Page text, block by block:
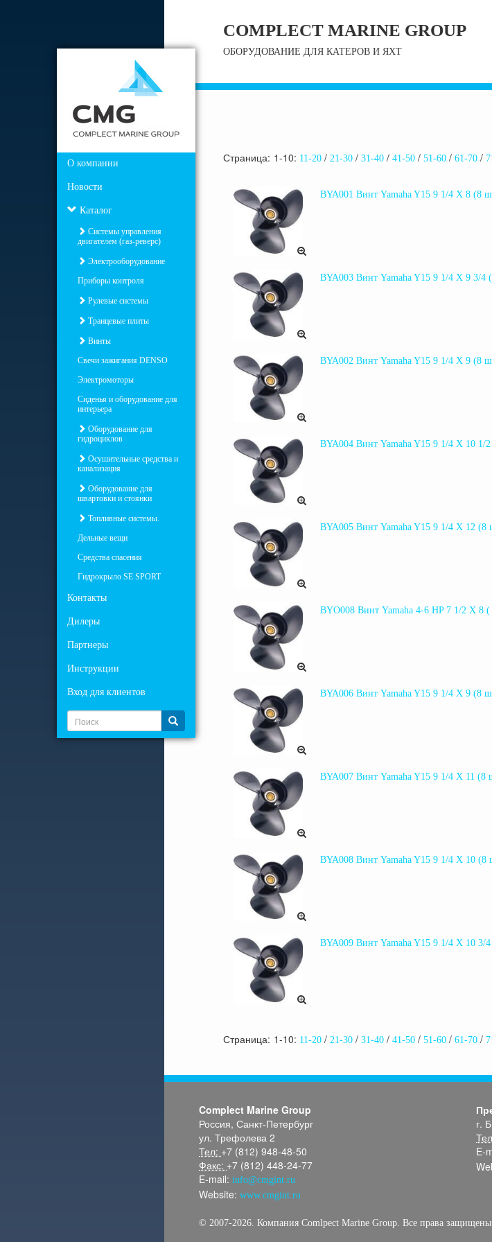
О компании
Новости
Каталог
Системы управления
двигателем (газ-реверс)
Электрооборудование
Приборы контроля
Рулевые системы
Транцевые плиты
Винты
Свечи зажигания DENSO
Электромоторы
Сиденья и оборудование для
интерьера
Оборудование для
гидроциклов
Осушительные средства и
канализация
Оборудование для
швартовки и стоянки
Топливные системы.
Дельные вещи
Средства спасения
Гидрокрыло SE SPORT
Контакты
Дилеры
Партнеры
Инструкции
Вход для клиентов
COMPLECT MARINE GROUP
ОБОРУДОВАНИЕ ДЛЯ КАТЕРОВ И ЯХТ
Страница: 1-10 11-20 21-30 31-40 41-50 51-60 61-70
BYA001 Винт Yamaha Y15 9 1/4 X 8 (8
BYA003 Винт Yamaha Y15 9 1/4 X 9 3/4
BYA002 Винт Yamaha Y15 9 1/4 X 9 (8
BYA004 Винт Yamaha Y15 9 1/4 X 10 1/
BYA005 Винт Yamaha Y15 9 1/4 X 12 (8
BYO008 Винт Yamaha 4-6 HP 7 1/2 X 8 (
BYA006 Винт Yamaha Y15 9 1/4 X 9 (8
BYA007 Винт Yamaha Y15 9 1/4 X 11 (8
BYA008 Винт Yamaha Y15 9 1/4 X 10 (8
BYA009 Винт Yamaha Y15 9 1/4 X 10 3/
Страница: 1-10 11-20 21-30 31-40 41-50 51-60 61-70
Complect Marine Group
Россия, Санкт-Петербург
ул. Трефолева 2
Тел: +7 (812) 948-48-50
Факс: +7 (812) 448-24-77
E-mail: info@cmgint.ru
Website: www.cmgint.ru
г.
E-
© 2007-2026. Компания Comlpect Marine Group. Все права